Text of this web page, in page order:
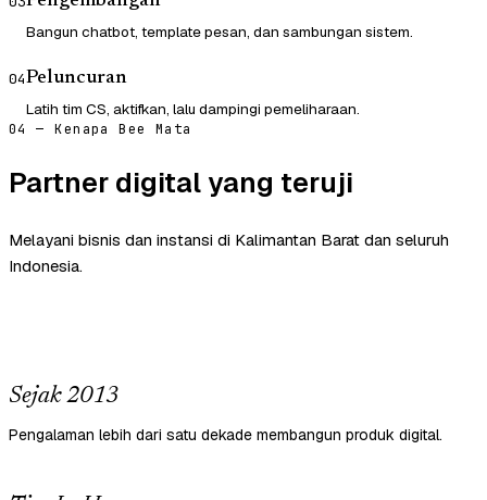
Bangun chatbot, template pesan, dan sambungan sistem.
04Peluncuran
Latih tim CS, aktifkan, lalu dampingi pemeliharaan.
04 — Kenapa Bee Mata
Partner digital yang teruji
Melayani bisnis dan instansi di Kalimantan Barat dan seluruh
Indonesia.
Sejak 2013
Pengalaman lebih dari satu dekade membangun produk digital.